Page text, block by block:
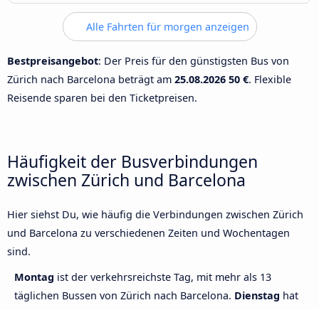
Alle Fahrten für morgen anzeigen
Bestpreisangebot: Der Preis für den günstigsten Bus von
Zürich nach Barcelona beträgt am 25.08.2026 50 €. Flexible
Reisende sparen bei den Ticketpreisen.
Häufigkeit der Busverbindungen
zwischen Zürich und Barcelona
Hier siehst Du, wie häufig die Verbindungen zwischen Zürich
und Barcelona zu verschiedenen Zeiten und Wochentagen
sind.
Montag ist der verkehrsreichste Tag, mit mehr als 13
täglichen Bussen von Zürich nach Barcelona. Dienstag hat